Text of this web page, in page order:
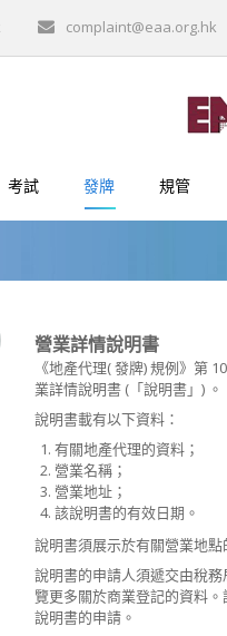
complaint@eaa.org.hk
考試 發牌 規管
營業詳情說明書
《地產代理( 發牌) 規例》第
業詳情說明書 (「說明書」) 。
說明書載有以下資料：
有關地產代理的資料；
營業名稱；
營業地址；
該說明書的有效日期。
說明書須展示於有關營業地點
說明書的申請人須遞交由稅
覽更多關於商業登記的資料
說明書的申請。